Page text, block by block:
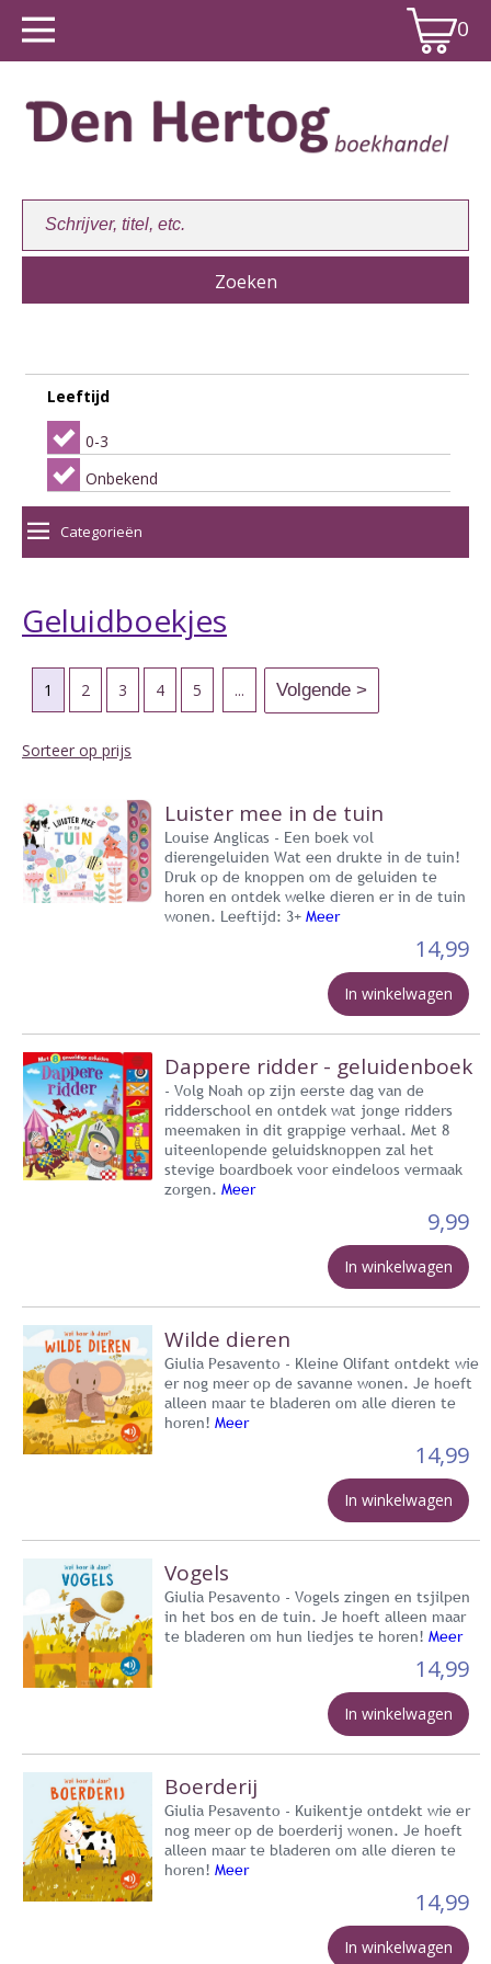
0
Winkelwagen:0
Leeftijd
0-3
Onbekend
Categorieën
Geluidboekjes
1 2 3 4 5 ...
Sorteer op prijs
Luister mee in de tuin
Louise Anglicas - Een boek vol
dierengeluiden Wat een drukte in de tuin!
Druk op de knoppen om de geluiden te
horen en ontdek welke dieren er in de tuin
wonen. Leeftijd: 3+ Meer
14,99
In winkelwagen
Dappere ridder - geluidenboek
- Volg Noah op zijn eerste dag van de
ridderschool en ontdek wat jonge ridders
meemaken in dit grappige verhaal. Met 8
uiteenlopende geluidsknoppen zal het
stevige boardboek voor eindeloos vermaak
zorgen. Meer
9,99
In winkelwagen
Wilde dieren
Giulia Pesavento - Kleine Olifant ontdekt wie
er nog meer op de savanne wonen. Je hoeft
alleen maar te bladeren om alle dieren te
horen! Meer
14,99
In winkelwagen
Vogels
Giulia Pesavento - Vogels zingen en tsjilpen
in het bos en de tuin. Je hoeft alleen maar
te bladeren om hun liedjes te horen! Meer
14,99
In winkelwagen
Boerderij
Giulia Pesavento - Kuikentje ontdekt wie er
nog meer op de boerderij wonen. Je hoeft
alleen maar te bladeren om alle dieren te
horen! Meer
14,99
In winkelwagen